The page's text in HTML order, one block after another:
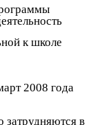
к школе
2008 года
затрудняются в